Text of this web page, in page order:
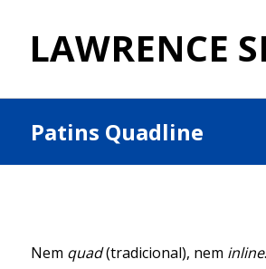
LAWRENCE
Patins Quadline
Nem quad(tradicional), nem inline